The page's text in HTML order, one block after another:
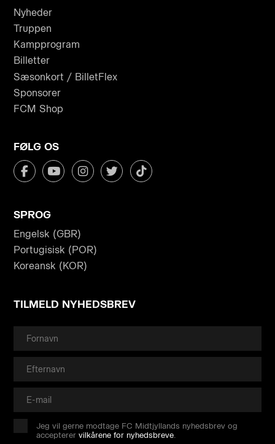
Nyheder
Truppen
Kampprogram
Billetter
Sæsonkort / BilletFlex
Sponsorer
FCM Shop
FØLG OS
SPROG
Engelsk (GBR)
Portugisisk (POR)
Koreansk (KOR)
TILMELD NYHEDSBREV
Jeg vil gerne modtage FC Midtjyllands nyhedsbrev og
accepterervilkårene for nyhedsbreve